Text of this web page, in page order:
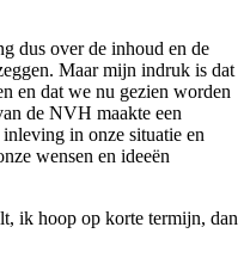
dus over de inhoud en de
Maar mijn indruk is dat
en dat we nu gezien worden
de NVH maakte een
in onze situatie en
wensen en ideeën
ik hoop op korte termijn, dan